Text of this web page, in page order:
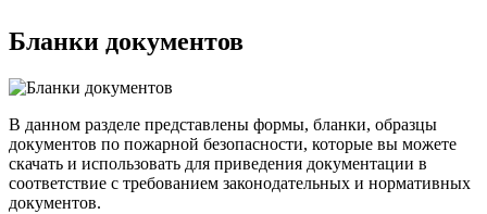
Бланки документов
В данном разделе представлены формы, бланки, образцы
документов по пожарной безопасности, которые вы можете
скачать и использовать для приведения документации в
соответствие с требованием законодательных и нормативных
документов.